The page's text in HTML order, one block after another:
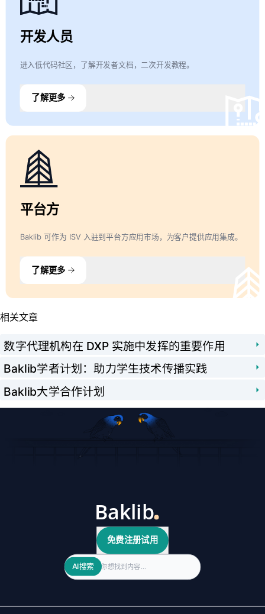
开发人员
进入低代码社区，了解开发者文档，二次开发教程。
了解更多
平台方
Baklib 可作为 ISV 入驻到平台方应用市场，为客户提供应用集成。
了解更多
相关文章
数字代理机构在 DXP 实施中发挥的重要作用
Baklib学者计划：助力学生技术传播实践
Baklib大学合作计划
免费注册试用
Search
AI搜索